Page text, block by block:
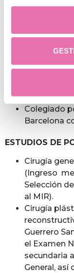
TÍTULO
Médico
1980-1985
Colegiado
Madrid con
Colegiado
Barcelona
ESTUDIOS DE
Cirugía
(Ingreso
Selección
al MIR).
Cirugía
Guerrero
el Examen
secundaria
General, así